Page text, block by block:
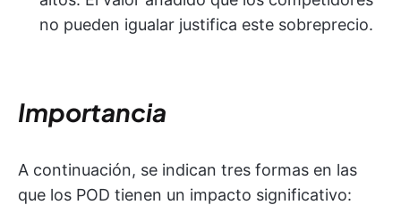
no pueden igualar justifica este sobreprecio.
Importancia
A continuación, se indican tres formas en las
que los POD tienen un impacto significativo: